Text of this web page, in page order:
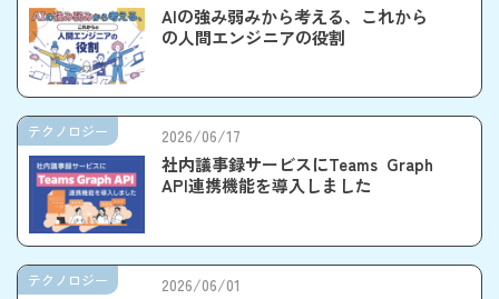
AIの強み弱みから考える、これから
の人間エンジニアの役割
2026/06/17
社内議事録サービスにTeams Graph
API連携機能を導入しました
テクノロジー
2026/06/01
テクノロジー